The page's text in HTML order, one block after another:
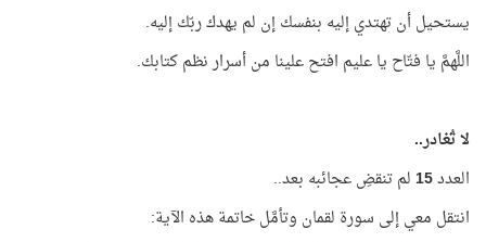
يستحيل أن تهتدي إليه بنفسك إن لم يهدك ربّك إليه.
اللَّهمَّ يا فتّاح يا عليم افتح علينا من أسرار نظم كتابك.
لا تُغادر..
العدد15لم تنقضِ عجائبه بعد..
انتقل معي إلى سورة لقمان وتأمَّل خاتمة هذه الآية: